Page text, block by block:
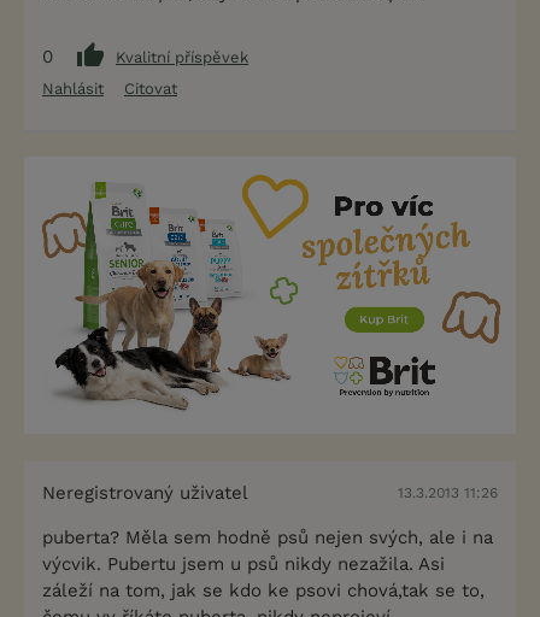
0
Kvalitní příspěvek
Nahlásit
Citovat
Neregistrovaný uživatel 13.3.2013 11:26
puberta? Měla sem hodně psů nejen svých, ale i na
výcvik. Pubertu jsem u psů nikdy nezažila. Asi
záleží na tom, jak se kdo ke psovi chová,tak se to,